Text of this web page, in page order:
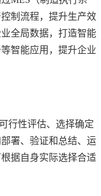
制流程，提升生产效
全局数据，打造智能
智能应用，提升企业
行性评估、选择确定
署、验证和总结、运
据自身实际选择合适